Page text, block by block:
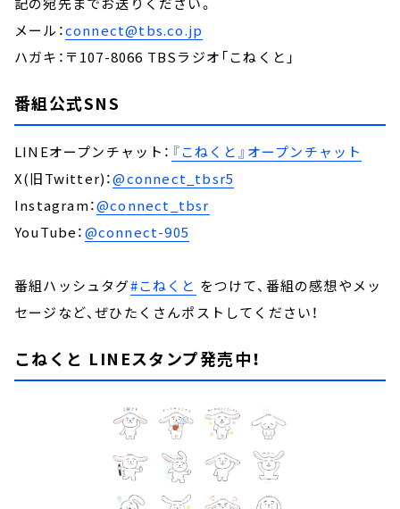
メール：connect@tbs.co.jp
ハガキ：〒107-8066 TBSラジオ「こねくと」
番組公式SNS
LINEオープンチャット： 『こねくと』オープンチャット
X(旧Twitter)：@connect_tbsr5
Instagram：@connect_tbsr
YouTube：@connect-905
番組ハッシュタグ#こねくと をつけて、番組の感想やメッ
セージなど、ぜひたくさんポストしてください！
こねくと LINEスタンプ発売中！